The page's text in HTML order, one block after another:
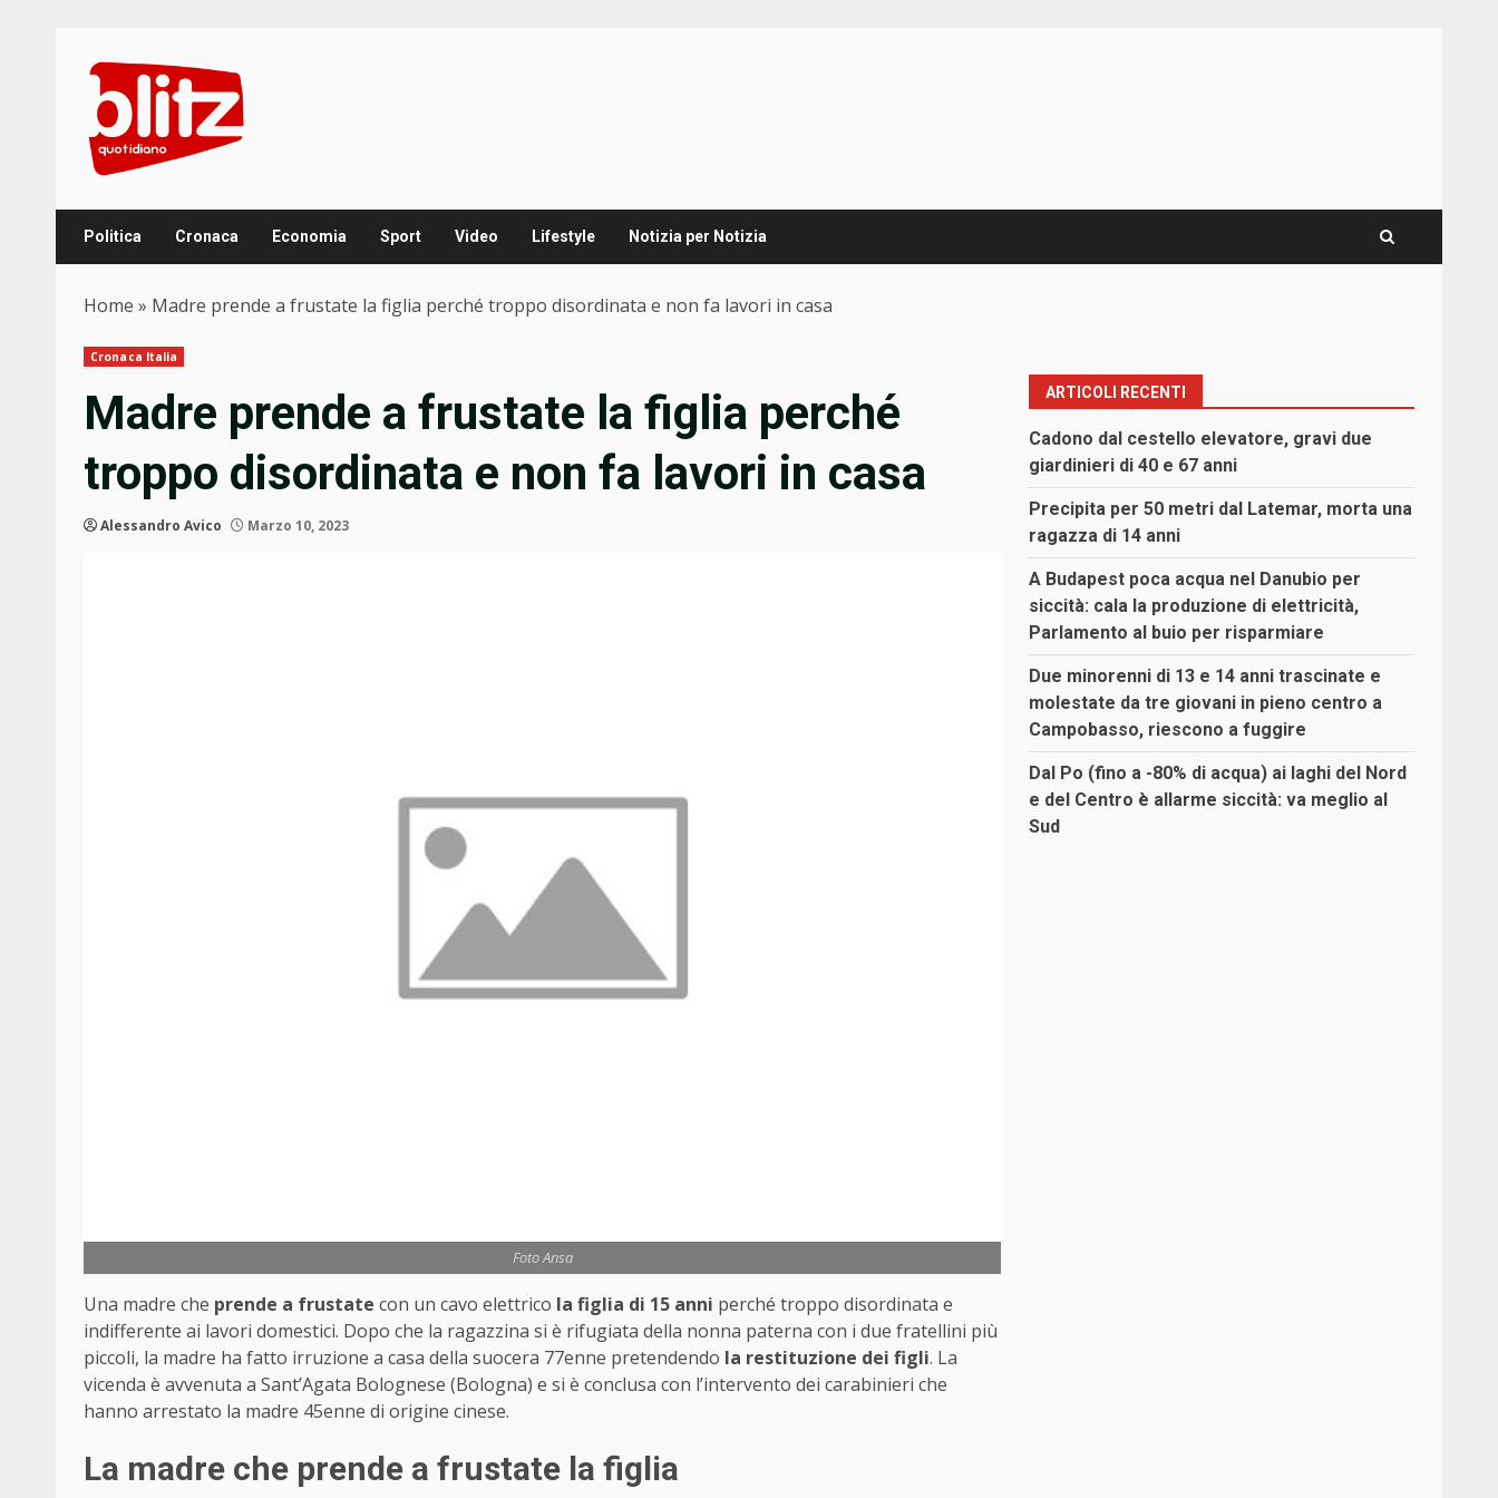
content
Politica Cronaca Economia Sport Video Lifestyle Notizia per Notizia
Home » Madre prende a frustate la figlia perché troppo disordinata e non fa lavori in casa
Cronaca Italia
Madre prende a frustate la figlia perché
troppo disordinata e non fa lavori in casa
Alessandro Avico Marzo 10, 2023
Foto Ansa
Una madre che prende a frustate con un cavo elettrico la figlia di 15 anni perché troppo disordinata e
indifferente ai lavori domestici. Dopo che la ragazzina si è rifugiata della nonna paterna con i due fratellini più
piccoli, la madre ha fatto irruzione a casa della suocera 77enne pretendendo la restituzione dei figli. La
vicenda è avvenuta a Sant’Agata Bolognese (Bologna) e si è conclusa con l’intervento dei carabinieri che
hanno arrestato la madre 45enne di origine cinese.
La madre che prende a frustate la figlia
ARTICOLI RECENTI
Cadono dal cestello elevatore, gravi due
giardinieri di 40 e 67 anni
Precipita per 50 metri dal Latemar, morta una
ragazza di 14 anni
A Budapest poca acqua nel Danubio per
siccità: cala la produzione di elettricità,
Parlamento al buio per risparmiare
Due minorenni di 13 e 14 anni trascinate e
molestate da tre giovani in pieno centro a
Campobasso, riescono a fuggire
Dal Po (fino a -80% di acqua) ai laghi del Nord
e del Centro è allarme siccità: va meglio al
Sud